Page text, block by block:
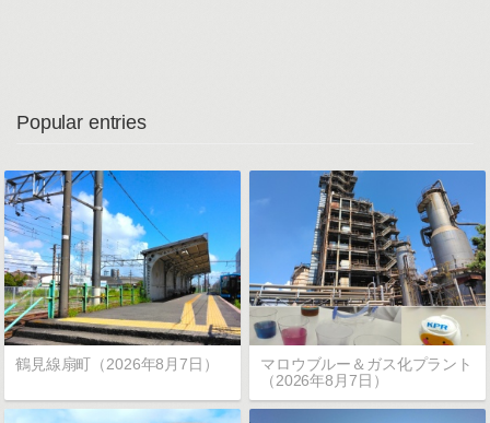
Popular entries
鶴見線扇町（2026年8月7日）
マロウブルー＆ガス化プラント
（2026年8月7日）